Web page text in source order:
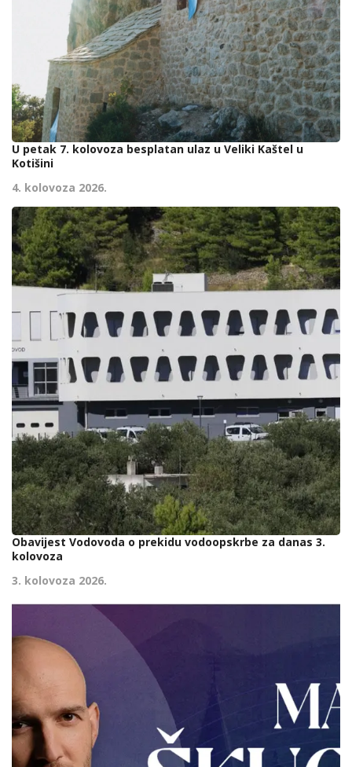
U petak 7. kolovoza besplatan ulaz u Veliki Kaštel u
Kotišini
4. kolovoza 2026.
Obavijest Vodovoda o prekidu vodoopskrbe za danas 3.
kolovoza
3. kolovoza 2026.